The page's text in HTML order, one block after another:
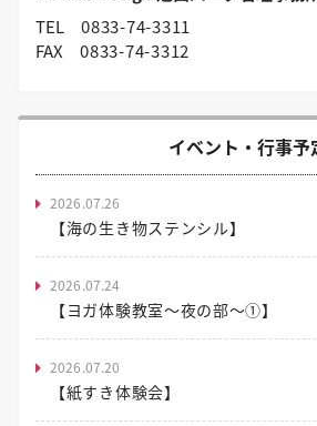
TEL 0833-74-3311
FAX 0833-74-3312
イベント・行事予
2026.07.26
【海の生き物ステンシル】
2026.07.24
【ヨガ体験教室～夜の部～①】
2026.07.20
【紙すき体験会】